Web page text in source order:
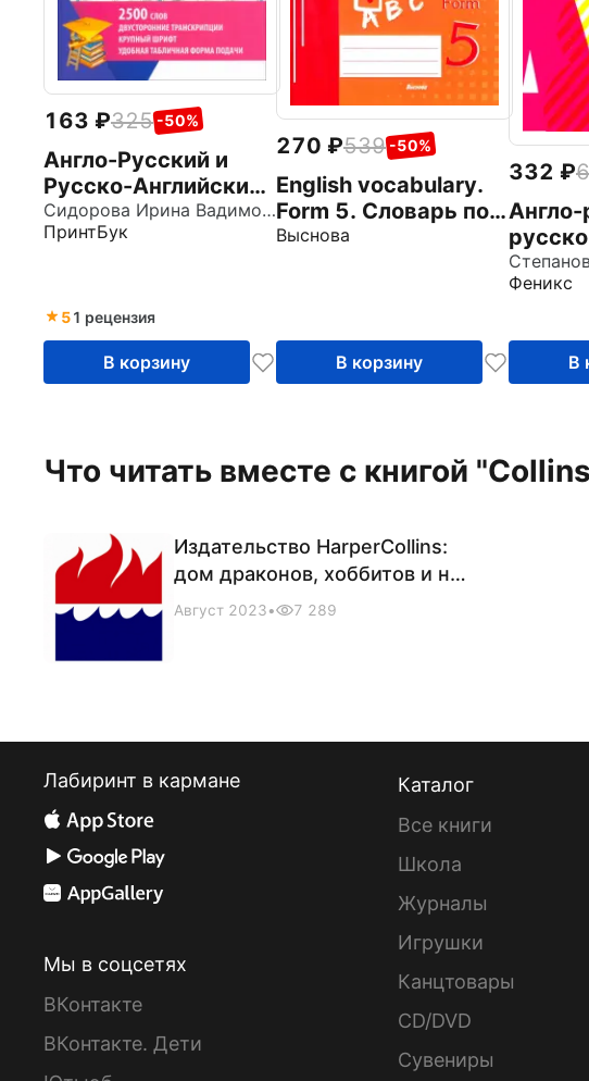
163 325 -50%
Англо-Русский и
Русско-Английский
словарь. 1-4 класс.
Учебное пособие
Сидорова Ирина Вадимовна
ПринтБук
51 рецензия
В корзину
270 539 -50%
English vocabulary.
Form 5. Словарь по
английскому языку
Выснова
В корзину
332
Англо-
ФГОС
Феникс
В
Что читать вместе с книгой
Издательство HarperCollins:
дом драконов, хоббитов и не
только
Август 2023• 7 289
Лабиринт в кармане
Мы в соцсетях
ВКонтакте
ВКонтакте. Дети
Каталог
Все книги
Школа
Журналы
Игрушки
Канцтовары
CD/DVD
Сувениры